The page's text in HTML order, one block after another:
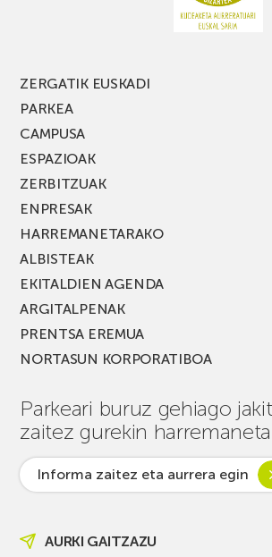
ZERGATIK EUSKADI
PARKEA
CAMPUSA
ESPAZIOAK
ZERBITZUAK
ENPRESAK
HARREMANETARAKO
ALBISTEAK
EKITALDIEN AGENDA
ARGITALPENAK
PRENTSA EREMUA
NORTASUN KORPORATIBOA
Parkeari buruz gehiago
zaitez gurekin
Informa zaitez eta aurrera egin
AURKI GAITZAZU